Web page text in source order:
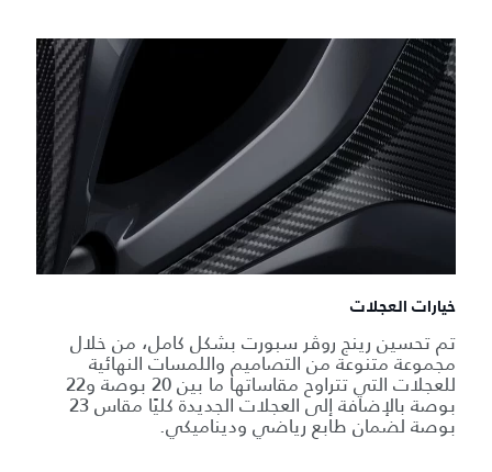
خيارات العجلات
تم تحسين رينج روڤر سبورت بشكل كامل، من خلال
مجموعة متنوعة من التصاميم واللمسات النهائية
للعجلات التي تتراوح مقاساتها ما بين 20 بوصة و22
بوصة بالإضافة إلى العجلات الجديدة كليًا مقاس 23
بوصة لضمان طابع رياضي وديناميكي.